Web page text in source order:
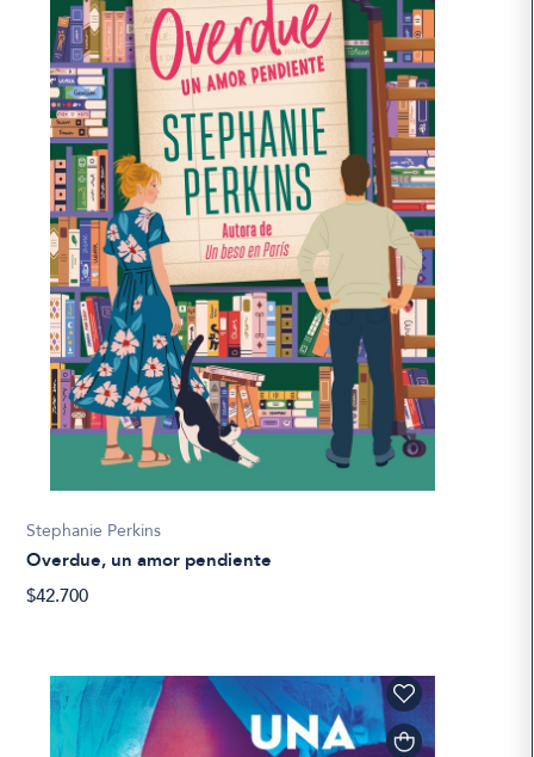
Stephanie Perkins
Overdue, un amor pendiente
$42.700